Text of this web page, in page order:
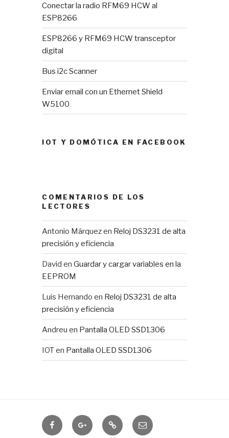
Conectar la radio RFM69 HCW al
ESP8266
ESP8266 y RFM69 HCW transceptor
digital
Bus i2c Scanner
Enviar email con un Ethernet Shield
W5100
IOT Y DOMÓTICA EN FACEBOOK
COMENTARIOS DE LOS
LECTORES
Antonio Márquezen Reloj DS3231 de alta
precisión y eficiencia
David enGuardar y cargar variables en la
EEPROM
Luis Hernando en Reloj DS3231 de alta
precisión y eficiencia
Andreu en Pantalla OLED SSD1306
IOTen Pantalla OLED SSD1306
DomóticaIOTUY RSS
Correo
electrónico